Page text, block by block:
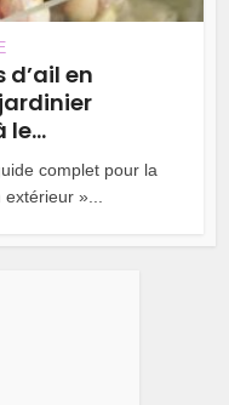
d’ail en
le...
complet pour la
»...